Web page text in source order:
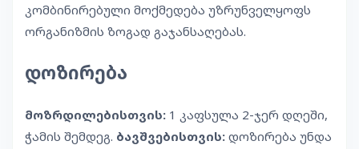
კომბინირებული მოქმედება უზრუნველყოფს
ორგანიზმის ზოგად გაჯანსაღებას.
დოზირება
მოზრდილებისთვის: 1 კაფსულა 2-ჯერ დღეში,
ჭამის შემდეგ. ბავშვებისთვის: დოზირება უნდა